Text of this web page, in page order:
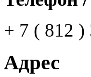
+ 7 ( 812 )
Адрес